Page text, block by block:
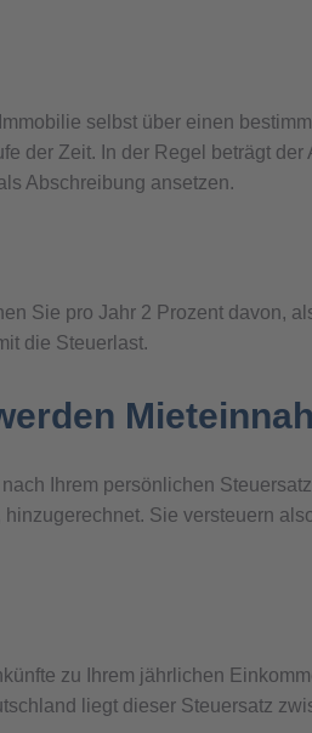
selbst über einen
der Zeit. In der Regel beträgt
Abschreibung ansetzen.
Sie pro Jahr 2 Prozent davon,
die Steuerlast.
Ihrem persönlichen
Sie versteuern
zu Ihrem jährlichen
liegt dieser Steuersatz